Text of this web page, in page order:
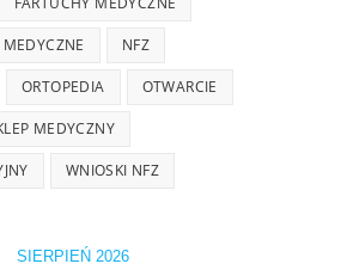
MEDYCZNE NFZ
ORTOPEDIA OTWARCIE
MEDYCZNY
WNIOSKI NFZ
SIERPIEŃ 2026